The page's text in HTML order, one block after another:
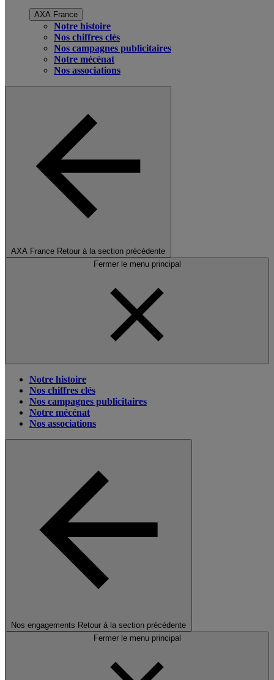
AXA France
Notre histoire
Nos chiffres clés
Nos campagnes publicitaires
Notre mécénat
Nos associations
AXA France Retour à la section précédente
Fermer le menu principal
Notre histoire
Nos chiffres clés
Nos campagnes publicitaires
Notre mécénat
Nos associations
Nos engagements Retour à la section précédente
Fermer le menu principal